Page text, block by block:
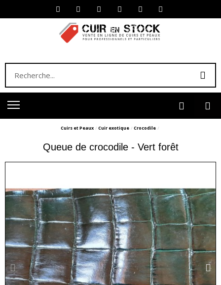
Cuirs et Peaux Cuir exotique Crocodile
Queue de crocodile - Vert forêt